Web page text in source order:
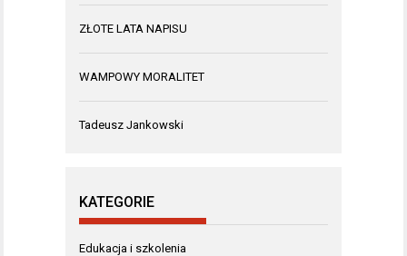
ZŁOTE LATA NAPISU
WAMPOWY MORALITET
Tadeusz Jankowski
KATEGORIE
Edukacja i szkolenia